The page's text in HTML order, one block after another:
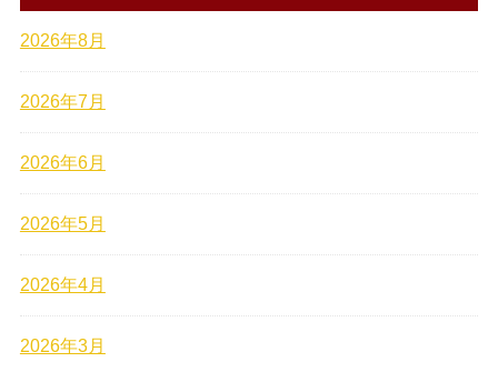
2026年8月
2026年7月
2026年6月
2026年5月
2026年4月
2026年3月